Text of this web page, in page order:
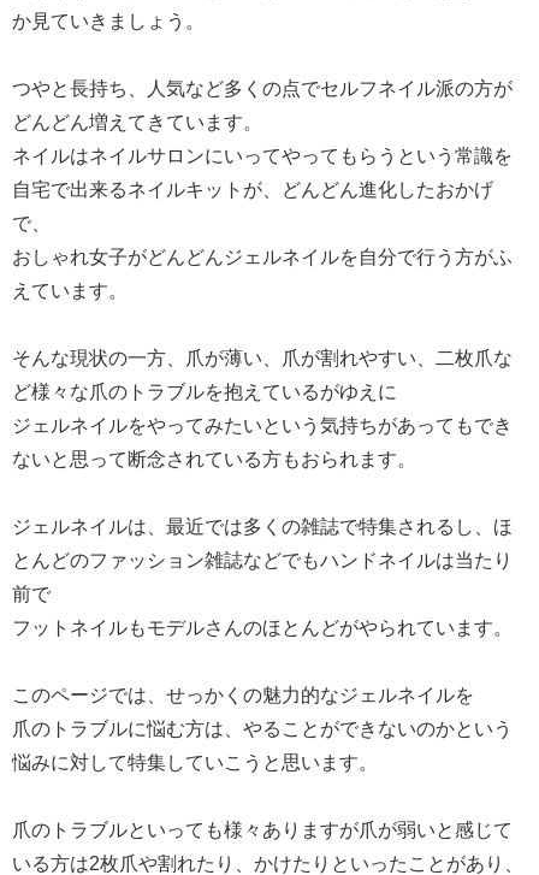
か見ていきましょう。
つやと長持ち、人気など多くの点でセルフネイル派の方が
どんどん増えてきています。
ネイルはネイルサロンにいってやってもらうという常識を
自宅で出来るネイルキットが、どんどん進化したおかげ
で、
おしゃれ女子がどんどんジェルネイルを自分で行う方がふ
えています。
そんな現状の一方、爪が薄い、爪が割れやすい、二枚爪な
ど様々な爪のトラブルを抱えているがゆえに
ジェルネイルをやってみたいという気持ちがあってもでき
ないと思って断念されている方もおられます。
ジェルネイルは、最近では多くの雑誌で特集されるし、ほ
とんどのファッション雑誌などでもハンドネイルは当たり
前で
フットネイルもモデルさんのほとんどがやられています。
このページでは、せっかくの魅力的なジェルネイルを
爪のトラブルに悩む方は、やることができないのかという
悩みに対して特集していこうと思います。
爪のトラブルといっても様々ありますが爪が弱いと感じて
いる方は2枚爪や割れたり、かけたりといったことがあり、